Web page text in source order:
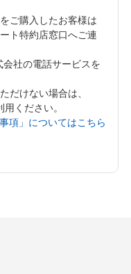
ご購入したお客様は
ト特約店窓口へご連
社の電話サービスを
だけない場合は、
用ください。
項」についてはこちら